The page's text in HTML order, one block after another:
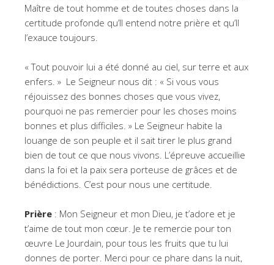
Maître de tout homme et de toutes choses dans la
certitude profonde qu’Il entend notre prière et qu’Il
l’exauce toujours.
« Tout pouvoir lui a été donné au ciel, sur terre et aux
enfers. » Le Seigneur nous dit : « Si vous vous
réjouissez des bonnes choses que vous vivez,
pourquoi ne pas remercier pour les choses moins
bonnes et plus difficiles. » Le Seigneur habite la
louange de son peuple et il sait tirer le plus grand
bien de tout ce que nous vivons. L’épreuve accueillie
dans la foi et la paix sera porteuse de grâces et de
bénédictions. C’est pour nous une certitude.
Prière : Mon Seigneur et mon Dieu, je t’adore et je
t’aime de tout mon cœur. Je te remercie pour ton
œuvre Le Jourdain, pour tous les fruits que tu lui
donnes de porter. Merci pour ce phare dans la nuit,